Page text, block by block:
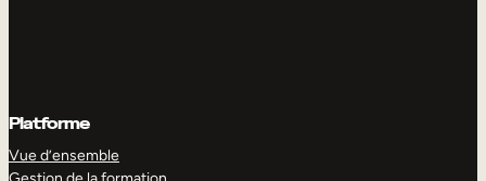
Platforme
Vue d’ensemble